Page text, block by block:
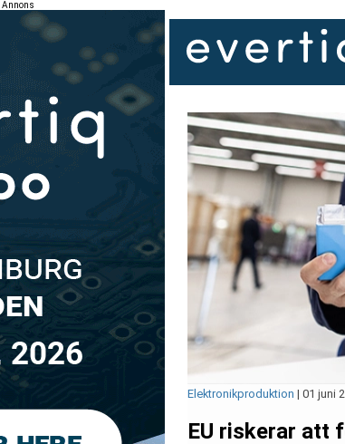
Annons
Elektronikproduktion | 01 juni
EU riskerar att